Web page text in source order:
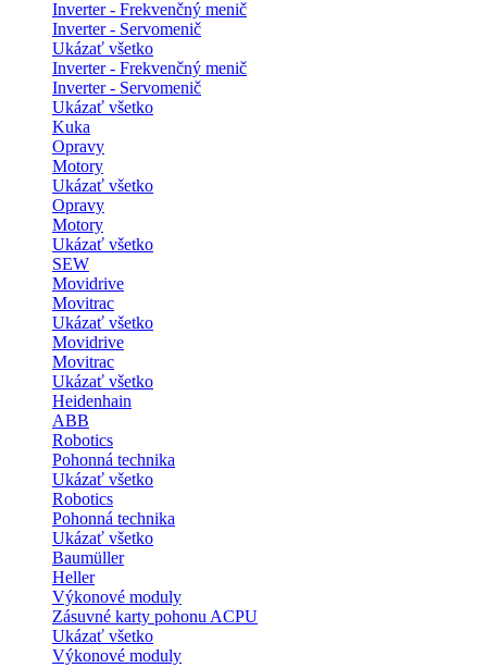
Inverter - Frekvenčný menič
Inverter - Servomenič
Ukázať všetko
Inverter - Frekvenčný menič
Inverter - Servomenič
Ukázať všetko
Kuka
Opravy
Motory
Ukázať všetko
Opravy
Motory
Ukázať všetko
SEW
Movidrive
Movitrac
Ukázať všetko
Movidrive
Movitrac
Ukázať všetko
Heidenhain
ABB
Robotics
Pohonná technika
Ukázať všetko
Robotics
Pohonná technika
Ukázať všetko
Baumüller
Heller
Výkonové moduly
Zásuvné karty pohonu ACPU
Ukázať všetko
Výkonové moduly